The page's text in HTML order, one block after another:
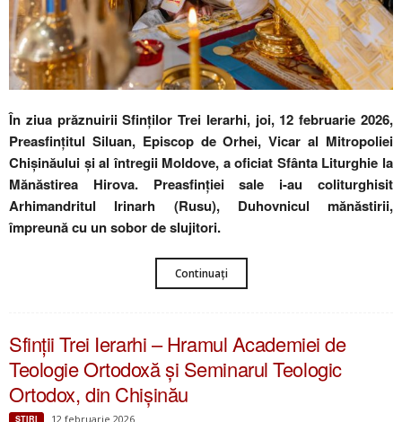
În ziua prăznuirii Sfinților Trei Ierarhi, joi, 12 februarie 2026,
Preasfințitul Siluan, Episcop de Orhei, Vicar al Mitropoliei
Chișinăului și al întregii Moldove, a oficiat Sfânta Liturghie la
Mănăstirea Hirova. Preasfinției sale i-au coliturghisit
Arhimandritul Irinarh (Rusu), Duhovnicul mănăstirii,
împreună cu un sobor de slujitori.
Continuați
Sfinții Trei Ierarhi – Hramul Academiei de
Teologie Ortodoxă și Seminarul Teologic
Ortodox, din Chișinău
ŞTIRI 12 februarie 2026